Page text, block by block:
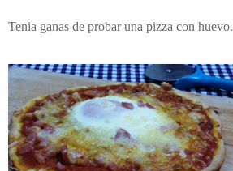
Tenia ganas de probar una pizza con huevo.